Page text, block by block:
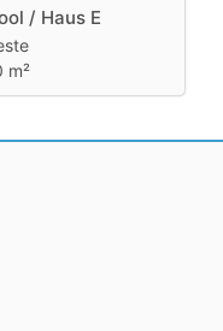
/ Haus E
m²